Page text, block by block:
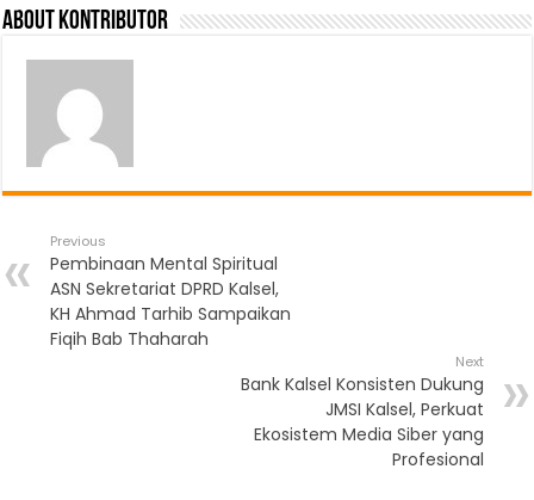
About Kontributor
Previous
Pembinaan Mental Spiritual
ASN Sekretariat DPRD Kalsel,
KH Ahmad Tarhib Sampaikan
Fiqih Bab Thaharah
Next
Bank Kalsel Konsisten Dukung
JMSI Kalsel, Perkuat
Ekosistem Media Siber yang
Profesional